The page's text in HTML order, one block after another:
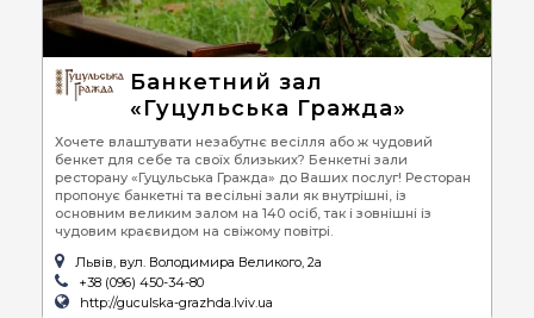
Банкетний зал
«Гуцульська Гражда»
Хочете влаштувати незабутнє весілля або ж чудовий
бенкет для себе та своїх близьких? Бенкетні зали
ресторану «Гуцульська Гражда» до Ваших послуг! Ресторан
пропонує банкетні та весільні зали як внутрішні, із
основним великим залом на 140 осіб, так і зовнішні із
чудовим краєвидом на свіжому повітрі.
Львів, вул. Володимира Великого, 2а
+38 (096) 450-34-80
http://guculska-grazhda.lviv.ua